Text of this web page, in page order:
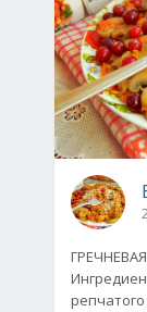
Ингредиенты: - 500 г
репчатого